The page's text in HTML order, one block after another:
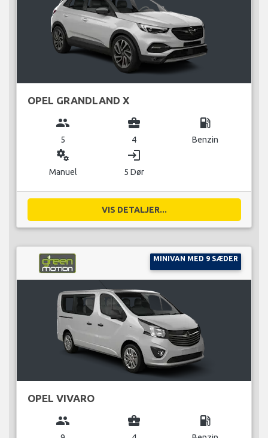
OPEL GRANDLAND X
group
5
business_center
4
local_gas_station
Benzin
miscellaneous_services
Manuel
login
5 Dør
VIS DETALJER...
MINIVAN MED 9 SÆDER
OPEL VIVARO
group business_center local_gas_station